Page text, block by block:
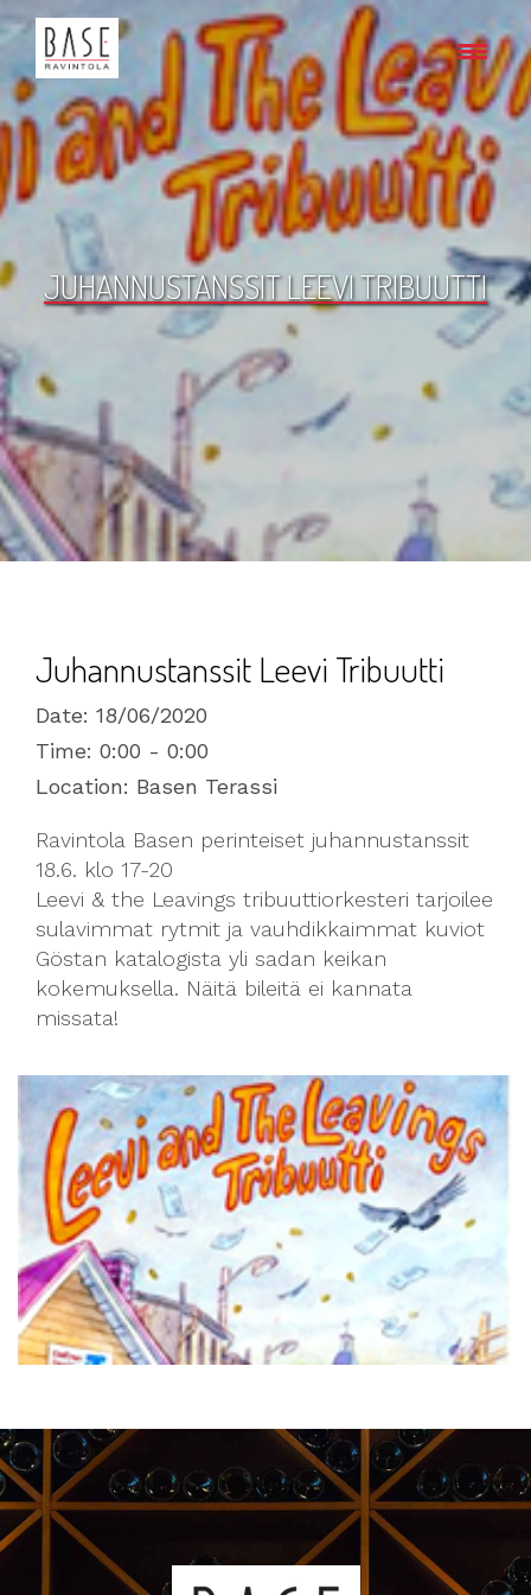
JUHANNUSTANSSIT LEEVI TRIBUUTTI
Juhannustanssit Leevi Tribuutti
Date: 18/06/2020
Time: 0:00 - 0:00
Location: Basen Terassi
Ravintola Basen perinteiset juhannustanssit
18.6. klo 17-20
Leevi & the Leavings tribuuttiorkesteri tarjoilee
sulavimmat rytmit ja vauhdikkaimmat kuviot
Göstan katalogista yli sadan keikan
kokemuksella. Näitä bileitä ei kannata
missata!